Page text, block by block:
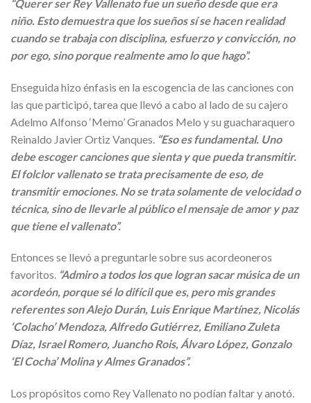
“Querer ser Rey Vallenato fue un sueño desde que era
niño. Esto demuestra que los sueños sí se hacen realidad
cuando se trabaja con disciplina, esfuerzo y convicción, no
por ego, sino porque realmente amo lo que hago”.
Enseguida hizo énfasis en la escogencia de las canciones con
las que participó, tarea que llevó a cabo al lado de su cajero
Adelmo Alfonso ‘Memo’ Granados Melo y su guacharaquero
Reinaldo Javier Ortiz Vanques. “Eso es fundamental. Uno
debe escoger canciones que sienta y que pueda transmitir.
El folclor vallenato se trata precisamente de eso, de
transmitir emociones. No se trata solamente de velocidad o
técnica, sino de llevarle al público el mensaje de amor y paz
que tiene el vallenato”.
Entonces se llevó a preguntarle sobre sus acordeoneros
favoritos. “Admiro a todos los que logran sacar música de un
acordeón, porque sé lo difícil que es, pero mis grandes
referentes son Alejo Durán, Luis Enrique Martínez, Nicolás
‘Colacho’ Mendoza, Alfredo Gutiérrez, Emiliano Zuleta
Díaz, Israel Romero, Juancho Rois, Álvaro López, Gonzalo
‘El Cocha’ Molina y Almes Granados”.
Los propósitos como Rey Vallenato no podían faltar y anotó.